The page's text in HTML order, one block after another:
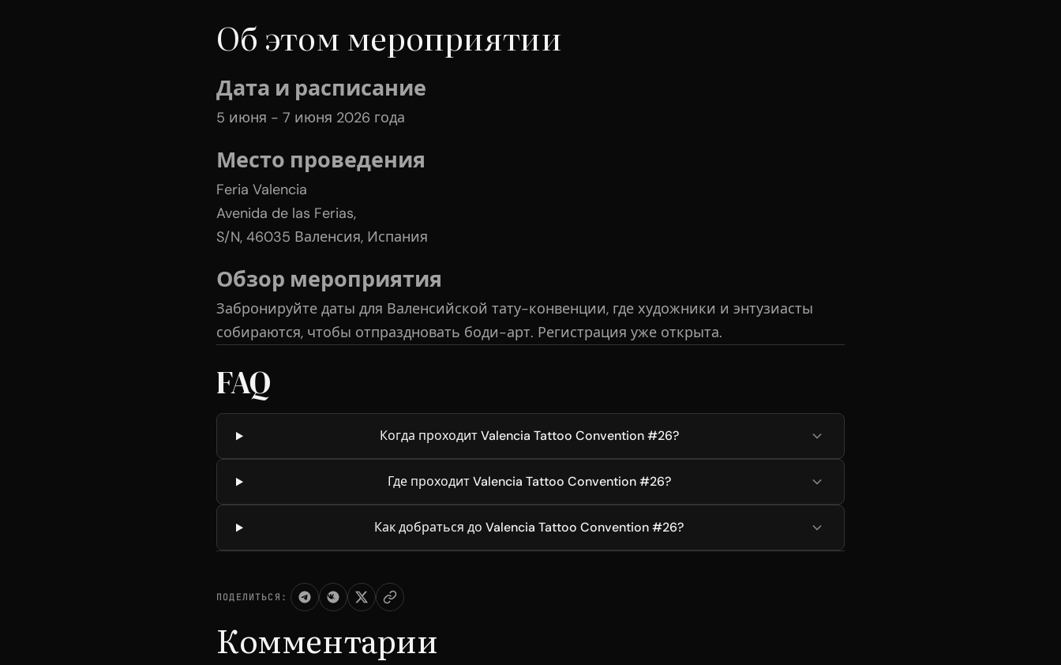
Об этом мероприятии
Дата и расписание
5 июня - 7 июня 2026 года
Место проведения
Feria Valencia
Avenida de las Ferias,
S/N, 46035 Валенсия, Испания
Обзор мероприятия
Забронируйте даты для Валенсийской тату-конвенции, где художники и энтузиасты
собираются, чтобы отпраздновать боди-арт. Регистрация уже открыта.
FAQ
Когда проходит Valencia Tattoo Convention #26?
Где проходит Valencia Tattoo Convention #26?
Как добраться до Valencia Tattoo Convention #26?
ПОДЕЛИТЬСЯ:
Комментарии